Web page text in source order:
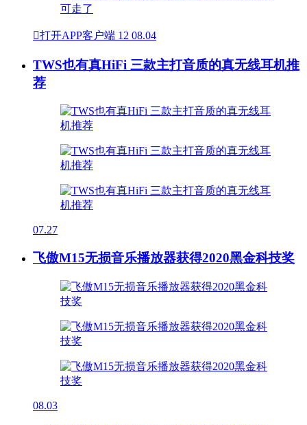
打开APP客户端 12 08.04
TWS也有真HiFi 三款主打音质的真无线耳机推
荐
07.27
飞傲M15无损音乐播放器获得2020黑金科技奖
08.03